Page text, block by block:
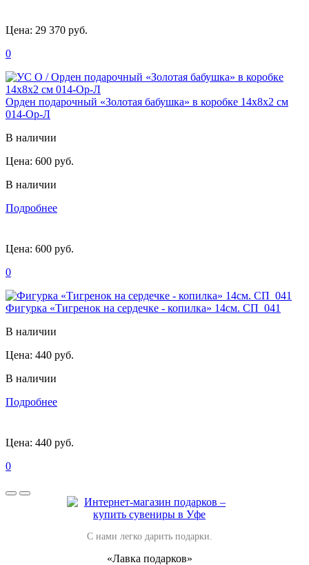
Цена: 29 370 руб.
0
Орден подарочный «Золотая бабушка» в коробке 14х8х2 см
014-Ор-Л
В наличии
Цена: 600 руб.
В наличии
Подробнее
Цена: 600 руб.
0
Фигурка «Тигренок на сердечке - копилка» 14см. СП_041
В наличии
Цена: 440 руб.
В наличии
Подробнее
Цена: 440 руб.
0
С нами легко дарить подарки.
«Лавка подарков»